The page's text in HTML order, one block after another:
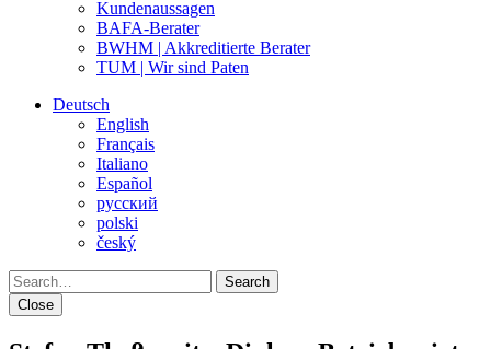
Kundenaussagen
BAFA-Berater
BWHM | Akkreditierte Berater
TUM | Wir sind Paten
Deutsch
English
Français
Italiano
Español
pусский
polski
český
Search
Close